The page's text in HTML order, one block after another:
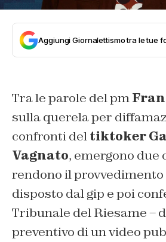
Aggiungi Giornalettismo tra le tue
Tra le parole del pm
sulla querela per
confronti deltiktoker
Vagnato, emergono due
rendono il
disposto dal gip e poi
Tribunale del Riesame –
preventivo di un video